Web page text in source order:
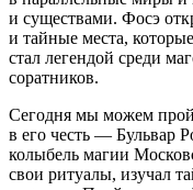
и существами. Фосэ
и тайные места,
стал легендой среди
соратников.
Сегодня мы можем
в его честь — Бульвар
колыбель магии
свои ритуалы, изучал